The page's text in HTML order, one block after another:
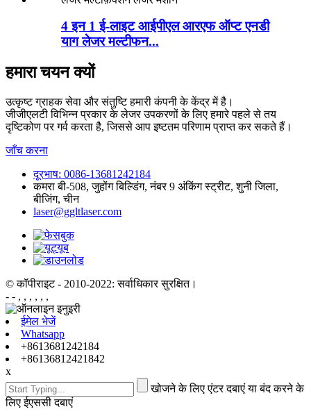
4 इन 1 ई-लाइट आईपीएल आरएफ ऑप्ट एनडी
याग लेजर मल्टीफन...
हमारा चयन क्यों
उत्कृष्ट ग्राहक सेवा और संतुष्टि हमारी कंपनी के केंद्र में है।
जीजीएलटी विभिन्न प्रकार के लेजर उपकरणों के लिए हमारे पहले से तय
दृष्टिकोण पर गर्व करता है, जिससे आप इष्टतम परिणाम प्राप्त कर सकते हैं।
जाँच करना
दूरभाष: 0086-13681242184
कमरा बी-508, जुहोंग बिल्डिंग, नंबर 9 अंकिंग स्ट्रीट, शुनी जिला,
बीजिंग, चीन
laser@ggltlaser.com
© कॉपीराइट - 2010-2022: सर्वाधिकार सुरक्षित।
- - , , , , , ,
ईमेल भेजें
Whatsapp
+8613681242184
+86136812421842
x
खोजने के लिए एंटर दबाएं या बंद करने के
लिए ईएससी दबाएं